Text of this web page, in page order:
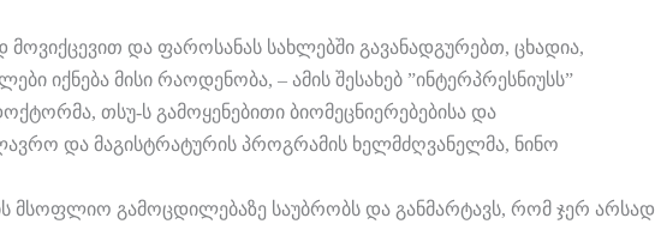
და ფაროსანას სახლებში გავანადგურებთ, ცხადია,
იქნება მისი რაოდენობა, – ამის შესახებ ”ინტერპრესნიუსს”
თსუ-ს გამოყენებითი ბიომეცნიერებებისა და
და მაგისტრატურის პროგრამის ხელმძღვანელმა, ნინო
მსოფლიო გამოცდილებაზე საუბრობს და განმარტავს, რომ ჯერ არსად